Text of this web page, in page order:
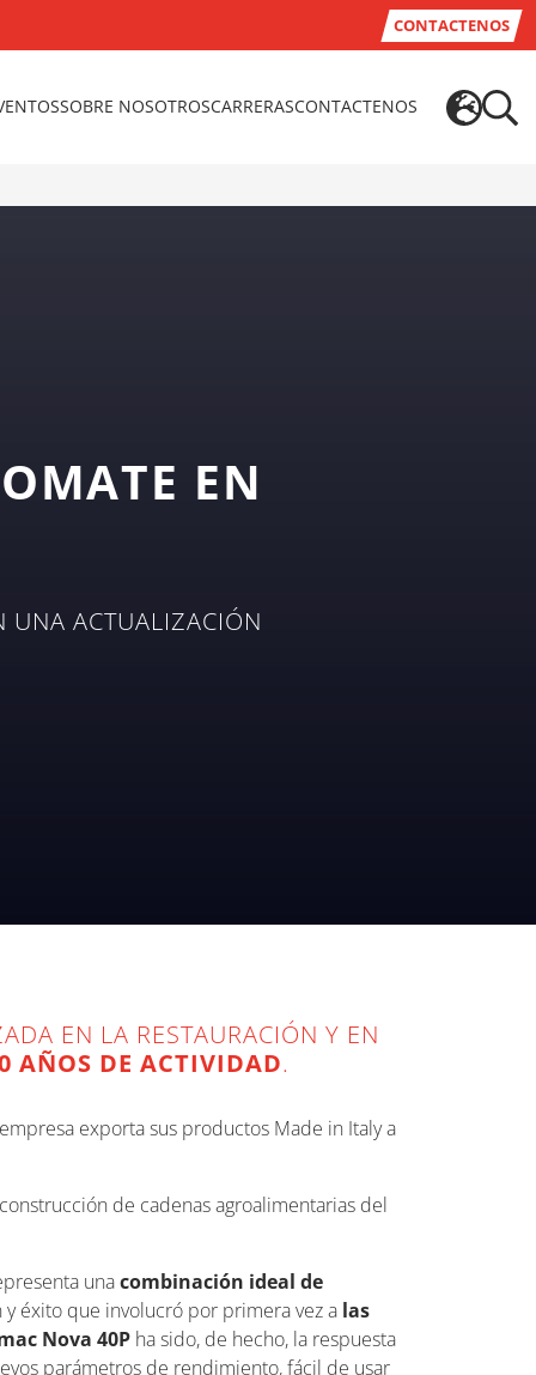
CONTACTENOS
SOBRE NOSOTROSCARRERASCONTACTENOS
EN
UNA ACTUALIZACIÓN
EN LA RESTAURACIÓN Y EN
AÑOS DE ACTIVIDAD.
exporta sus productos Made in Italy a
de cadenas agroalimentarias del
unacombinación ideal de
éxito que involucró por primera vez a las
Nova 40P ha sido, de hecho, la respuesta
parámetros de rendimiento, fácil de usar